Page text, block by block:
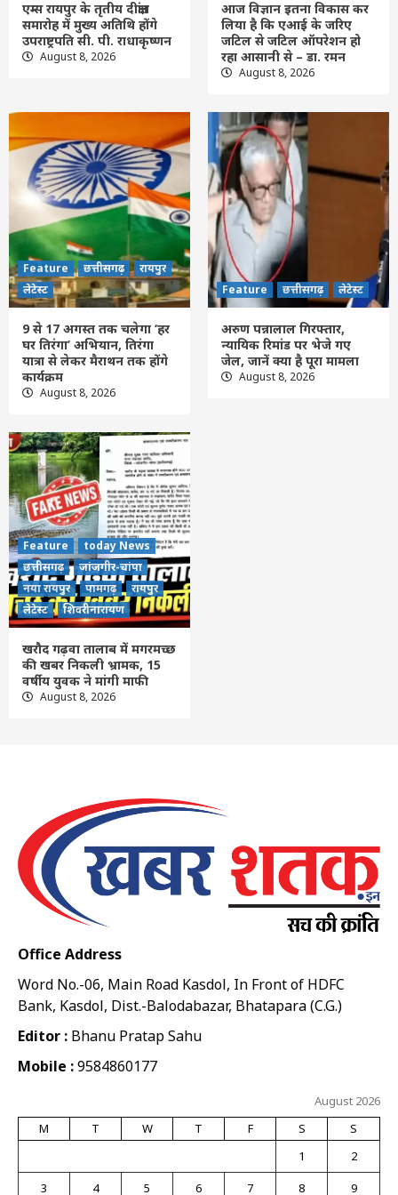
Feature छत्तीसगढ़ लेटेस्ट
आज विज्ञान इतना विकास कर लिया है कि एआई के
जरिए जटिल से जटिल ऑपरेशन हो रहा आसानी से
Feature छत्तीसगढ़ रायपुर लेटेस्ट
9 से 17 अगस्त तक चलेगा ‘हर घर तिरंगा’ अभियान,
तिरंगा यात्रा से लेकर मैराथन तक होंगे कार्यक्रम
4
Feature लेटेस्ट
अरुण पन्नालाल गिरफ्तार, न्यायिक रिमांड पर भेजे
गए जेल, जानें क्या है पूरा मामला
5
Feature today News छत्तीसगढ़ जांजगीर-चांपा नया रायपुर
पामगढ़ रायपुर लेटेस्ट शिवरीनारायण
खरौद गढ़वा तालाब में मगरमच्छ की खबर निकली
भ्रामक, 15 वर्षीय युवक ने मांगी माफी
एम्स रायपुर के तृतीय दीक्षांत
समारोह में मुख्य अतिथि होंगे
उपराष्ट्रपति सी. पी. राधाकृष्णन
August 8, 2026
आज विज्ञान इतना विकास कर
लिया है कि एआई के जरिए
जटिल से जटिल ऑपरेशन हो
रहा आसानी से – डा. रमन
August 8, 2026
Feature छत्तीसगढ़
रायपुर
लेटेस्ट
9 से 17 अगस्त तक चलेगा ‘हर
घर तिरंगा’ अभियान, तिरंगा
यात्रा से लेकर मैराथन तक होंगे
कार्यक्रम
August 8, 2026
Feature छत्तीसगढ़ लेटेस्ट
अरुण पन्नालाल गिरफ्तार,
न्यायिक रिमांड पर भेजे गए
जेल, जानें क्या है पूरा मामला
August 8, 2026
Feature
today News
छत्तीसगढ़
जांजगीर-चांपा
नया रायपुर
पामगढ़
रायपुर
लेटेस्ट
शिवरीनारायण
खरौद गढ़वा तालाब में मगरमच्छ
की खबर निकली भ्रामक, 15
वर्षीय युवक ने मांगी माफी
August 8, 2026
Office Address
Word No.-06, Main Road Kasdol, In Front of HDFC
Bank, Kasdol, Dist.-Balodabazar, Bhatapara (C.G.)
Editor : Bhanu Pratap Sahu
Mobile :9584860177
August 2026
M
T W T F S
S
1
2
3
4 5 6 7 8 9